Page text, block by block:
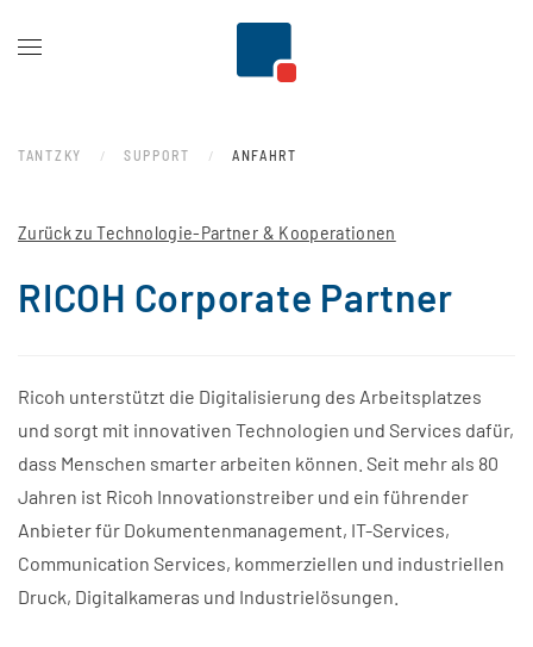
TANTZKY SUPPORT ANFAHRT
Zurück zu Technologie-Partner & Kooperationen
RICOH Corporate Partner
Ricoh unterstützt die Digitalisierung des Arbeitsplatzes
und sorgt mit innovativen Technologien und Services dafür,
dass Menschen smarter arbeiten können. Seit mehr als 80
Jahren ist Ricoh Innovationstreiber und ein führender
Anbieter für Dokumentenmanagement, IT-Services,
Communication Services, kommerziellen und industriellen
Druck, Digitalkameras und Industrielösungen.